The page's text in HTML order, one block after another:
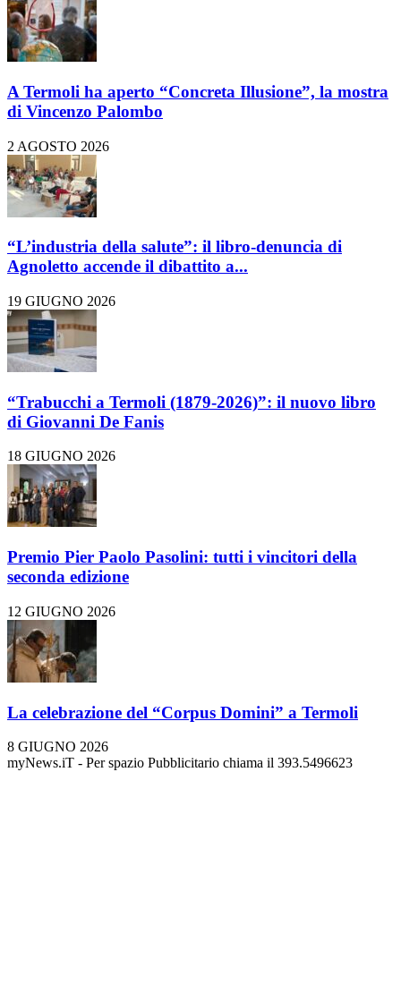
A Termoli ha aperto “Concreta Illusione”, la mostra
di Vincenzo Palombo
2 AGOSTO 2026
“L’industria della salute”: il libro-denuncia di
Agnoletto accende il dibattito a...
19 GIUGNO 2026
“Trabucchi a Termoli (1879-2026)”: il nuovo libro
di Giovanni De Fanis
18 GIUGNO 2026
Premio Pier Paolo Pasolini: tutti i vincitori della
seconda edizione
12 GIUGNO 2026
La celebrazione del “Corpus Domini” a Termoli
8 GIUGNO 2026
myNews.iT - Per spazio Pubblicitario chiama il 393.5496623